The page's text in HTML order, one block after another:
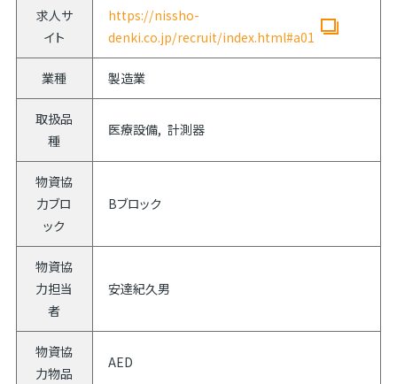
求人サ
イト
https://nissho-
denki.co.jp/recruit/index.html#a01
業種 製造業
取扱品
種
医療設備 計測器
物資協
力ブロ
ック
Bブロック
物資協
力担当
者
安達紀久男
物資協
力物品
AED